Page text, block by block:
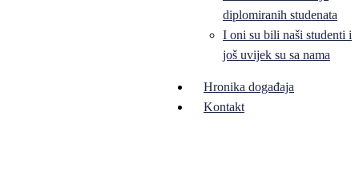
diplomiranih studenata
I oni su bili naši studenti i
još uvijek su sa nama
Hronika događaja
Kontakt